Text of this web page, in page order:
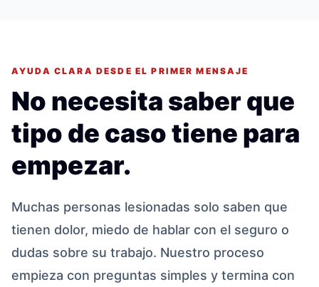
AYUDA CLARA DESDE EL PRIMER MENSAJE
No necesita saber que
tipo de caso tiene para
empezar.
Muchas personas lesionadas solo saben que
tienen dolor, miedo de hablar con el seguro o
dudas sobre su trabajo. Nuestro proceso
empieza con preguntas simples y termina con